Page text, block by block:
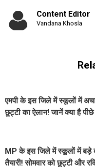
Content Editor
Vandana Khosla
एमपी के इस जिले में स्कूलों में
छुट्टी का ऐलान! जानें क्या है
MP के इस जिले में स्कूलों में बड़े
तैयारी! सोमवार को छुट्टी और